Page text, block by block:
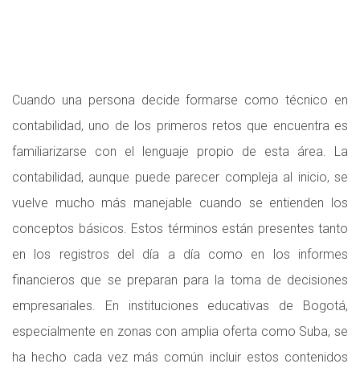
Cuando una persona decide formarse como técnico en
contabilidad, uno de los primeros retos que encuentra es
familiarizarse con el lenguaje propio de esta área. La
contabilidad, aunque puede parecer compleja al inicio, se
vuelve mucho más manejable cuando se entienden los
conceptos básicos. Estos términos están presentes tanto
en los registros del día a día como en los informes
financieros que se preparan para la toma de decisiones
empresariales. En instituciones educativas de Bogotá,
especialmente en zonas con amplia oferta como Suba, se
ha hecho cada vez más común incluir estos contenidos